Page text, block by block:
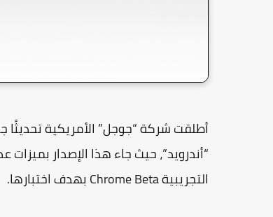
أطلقت شركة “جوجل” الأمريكية تحديثًا
“أندرويد”، حيث جاء هذا الإصدار
التجريبية Chrome Beta بهدف اختبارها.